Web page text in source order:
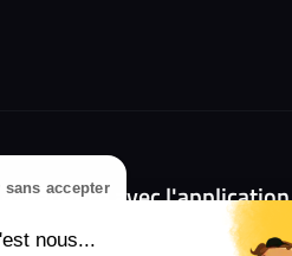
accepter
nous...
avec l'application
RIFFX !